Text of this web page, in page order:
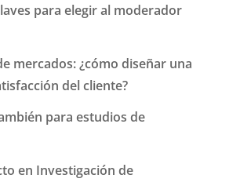
para elegir al moderador
mercados: ¿cómo diseñar una
del cliente?
para estudios de
en Investigación de